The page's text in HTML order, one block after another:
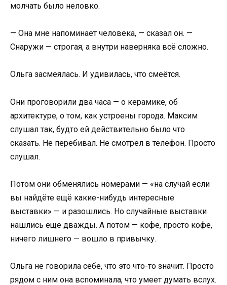
молчать было неловко.
— Она мне напоминает человека, — сказал он. —
Снаружи — строгая, а внутри наверняка всё сложно.
Ольга засмеялась. И удивилась, что смеётся.
Они проговорили два часа — о керамике, об
архитектуре, о том, как устроены города. Максим
слушал так, будто ей действительно было что
сказать. Не перебивал. Не смотрел в телефон. Просто
слушал.
Потом они обменялись номерами — «на случай если
вы найдёте ещё какие-нибудь интересные
выставки» — и разошлись. Но случайные выставки
нашлись ещё дважды. А потом — кофе, просто кофе,
ничего лишнего — вошло в привычку.
Ольга не говорила себе, что это что-то значит. Просто
рядом с ним она вспоминала, что умеет думать вслух.